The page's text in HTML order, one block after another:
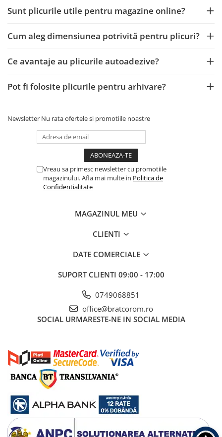
Prize
Sarma constructii
Sfoara si franghii
Suruburi, dibluri si accesorii
prindere
Aplice si plafoniere
Lustre si pendule
Accesorii corpuri de iluminat
Lampi de veghe copii
Figurine si decoratiuni Craciun
Lumanari si candele
Curatenie
Cosuri de gunoi
Maturi, Mopuri si galeti
Prosoape de hartie si servetele
Saci gunoi
Servetele umede
Sunt plicurile utile pentru magazine online?
Cum aleg dimensiunea potrivită pentru plicuri?
Ce avantaje au plicurile autoadezive?
Pot fi folosite plicurile pentru arhivare?
Newsletter Nu rata ofertele si promotiile noastre
Vreau sa primesc newsletter cu promotiile
magazinului. Afla mai multe in Politica de
Confidentialitate
MAGAZINUL MEU
CLIENTI
DATE COMERCIALE
SUPORT CLIENTI 09:00 - 17:00
0749068851
office@bratcorom.ro
SOCIAL URMARESTE-NE IN SOCIAL MEDIA